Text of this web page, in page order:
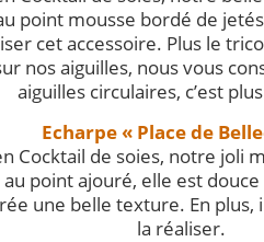
point mousse bordé de
cet accessoire. Plus le
nos aiguilles, nous vous
aiguilles circulaires, c’est
Echarpe « Place de
Cocktail de soies, notre joli
point ajouré, elle est
une belle texture. En plus,
la réaliser.